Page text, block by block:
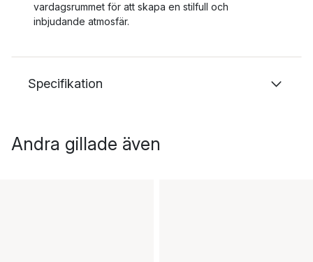
vardagsrummet för att skapa en stilfull och
inbjudande atmosfär.
Specifikation
Andra gillade även